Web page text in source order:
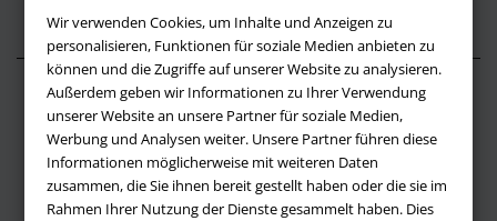
Wir verwenden Cookies, um Inhalte und Anzeigen zu
personalisieren, Funktionen für soziale Medien anbieten zu
können und die Zugriffe auf unserer Website zu analysieren.
Außerdem geben wir Informationen zu Ihrer Verwendung
unserer Website an unsere Partner für soziale Medien,
Werbung und Analysen weiter. Unsere Partner führen diese
Informationen möglicherweise mit weiteren Daten
zusammen, die Sie ihnen bereit gestellt haben oder die sie im
Rahmen Ihrer Nutzung der Dienste gesammelt haben. Dies
Über buchversandmimpf2000.de
Impressum
Versandbedingungen
Widerruf